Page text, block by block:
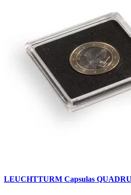
LEUCHTTURM Capsulas